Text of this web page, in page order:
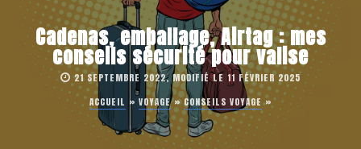
Cadenas, emballage, Airtag : mes
conseils sécurité pour valise
21 SEPTEMBRE 2022, MODIFIÉ LE 11 FÉVRIER 2025
ACCUEIL » VOYAGE»CONSEILS VOYAGE »